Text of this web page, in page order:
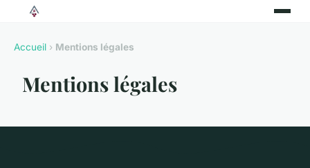
Accueil › Mentions légales
Mentions légales